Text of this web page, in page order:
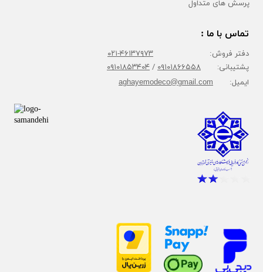
پرسش های متداول
تماس با ما :
دفتر فروش: ۴۶۱۳۷۹۷۳-۰۲۱
پشتیبانی: ۰۹۱۰۱۸۶۶۵۵۸/۰۹۱۰۱۸۵۳۴۰۴
ایمیل: aghayemodeco@gmail.com